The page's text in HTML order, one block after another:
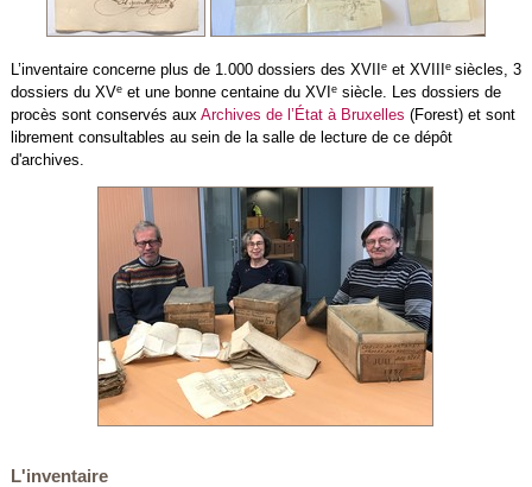
L’inventaire concerne plus de 1.000 dossiers des XVII eet XVIII e siècles, 3
dossiers du XVeet une bonne centaine du XVI esiècle. Les dossiers de
procès sont conservés aux Archives de l’État à Bruxelles (Forest) et sont
librement consultables au sein de la salle de lecture de ce dépôt
d'archives.
L'inventaire